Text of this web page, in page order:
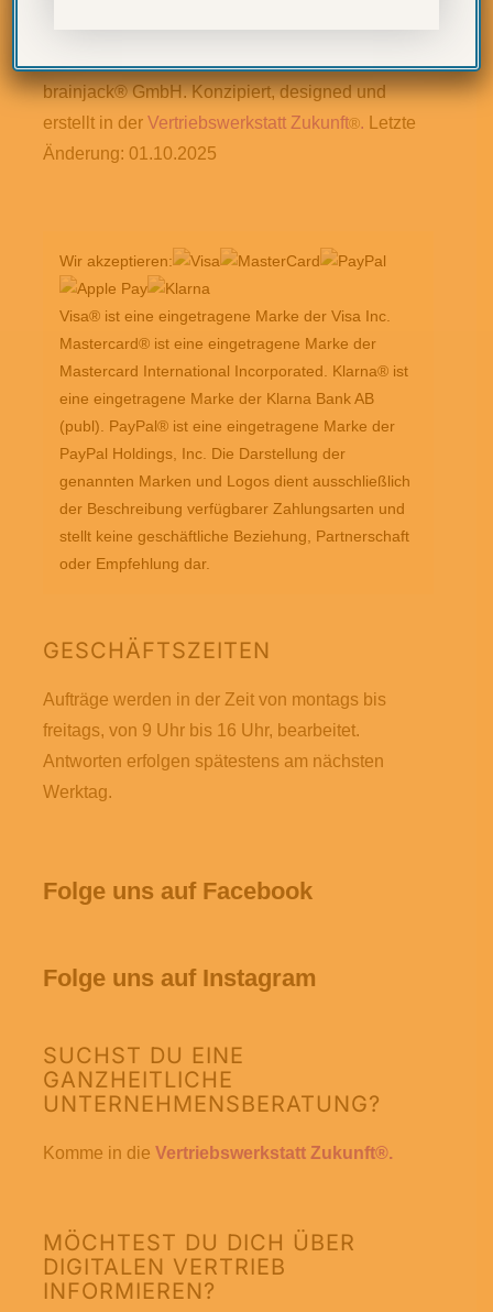
Form der Wiedergabe oder Vervielfältigung bedarf
brainjack® GmbH. Konzipiert, designed und
erstellt in derVertriebswerkstatt Zukunft®. Letzte
Änderung: 01.10.2025
Wir akzeptieren:
Visa® ist eine eingetragene Marke der Visa Inc.
Mastercard® ist eine eingetragene Marke der
Mastercard International Incorporated. Klarna® ist
eine eingetragene Marke der Klarna Bank AB
(publ). PayPal® ist eine eingetragene Marke der
PayPal Holdings, Inc. Die Darstellung der
genannten Marken und Logos dient ausschließlich
der Beschreibung verfügbarer Zahlungsarten und
stellt keine geschäftliche Beziehung, Partnerschaft
oder Empfehlung dar.
GESCHÄFTSZEITEN
Aufträge werden in der Zeit von montags bis
freitags, von 9 Uhr bis 16 Uhr, bearbeitet.
Antworten erfolgen spätestens am nächsten
Werktag.
Folge uns auf Facebook
Folge uns auf Instagram
SUCHST DU EINE
GANZHEITLICHE
UNTERNEHMENSBERATUNG?
Komme in dieVertriebswerkstatt Zukunft®.
MÖCHTEST DU DICH ÜBER
DIGITALEN VERTRIEB
INFORMIEREN?